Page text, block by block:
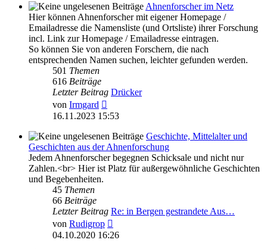
Ahnenforscher im Netz
Hier können Ahnenforscher mit eigener Homepage /
Emailadresse die Namensliste (und Ortsliste) ihrer Forschung
incl. Link zur Homepage / Emailadresse eintragen.
So können Sie von anderen Forschern, die nach
entsprechenden Namen suchen, leichter gefunden werden.
501 Themen
616 Beiträge
Letzter Beitrag Drücker
von Irmgard
Beitrag
16.11.2023 15:53
Geschichte, Mittelalter und
Geschichten aus der Ahnenforschung
Jedem Ahnenforscher begegnen Schicksale und nicht nur
Zahlen.<br> Hier ist Platz für außergewöhnliche Geschichten
und Begebenheiten.
45 Themen
66 Beiträge
Letzter Beitrag Re: in Bergen gestrandete Aus…
von Rudigrop
Beitrag
04.10.2020 16:26